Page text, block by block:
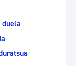
duela